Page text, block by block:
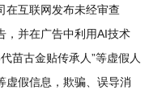
互联网发布未经审查
，并在广告中利用AI技术
苗古金贴传承人”等虚假人
虚假信息，欺骗、误导消